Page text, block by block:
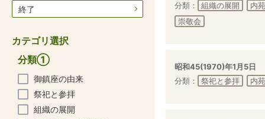
終了
カテゴリ選択
分類①
御鎮座の由来
祭祀と参拝
組織の展開
分類：
組織の展開
内苑
崇敬会
昭和45(1970)年1月5日
分類：
祭祀と参拝 内苑